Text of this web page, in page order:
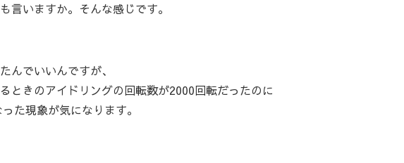
言いますか。そんな感じです。
んでいいんですが、
ときのアイドリングの回転数が2000回転だったのに
た現象が気になります。